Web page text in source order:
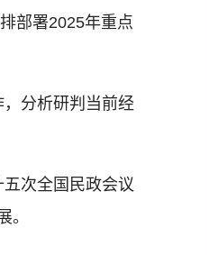
部署2025年重点
分析研判当前经
次全国民政会议
。